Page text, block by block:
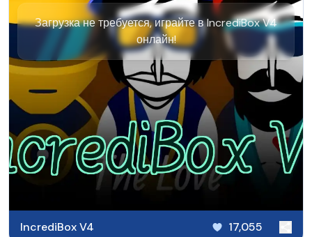
Загрузка не требуется, играйте в IncrediBox V4
онлайн!
IncrediBox V4 17,055